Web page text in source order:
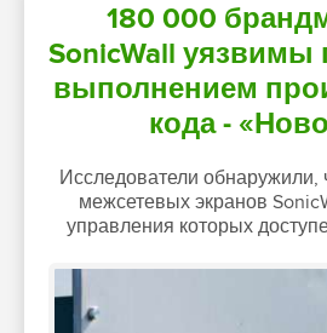
180 000
SonicWall уязвимы
выполнением
кода -
Исследователи обнаружили,
межсетевых экранов
управления которых